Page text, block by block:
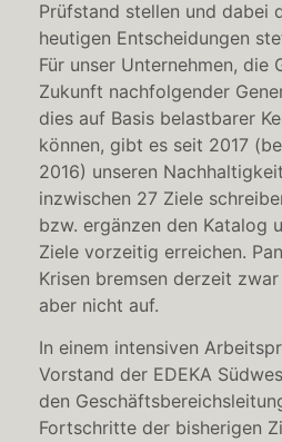
Prüfstand stellen und dabei
heutigen Entscheidungen
Für unser Unternehmen, die
Zukunft nachfolgender
dies auf Basis belastbarer
können, gibt es seit 2017
2016) unseren
inzwischen 27 Ziele
bzw. ergänzen den Katalog
Ziele vorzeitig erreichen.
Krisen bremsen derzeit
aber nicht auf.
In einem intensiven
Vorstand der EDEKA
den
Fortschritte der bisherigen